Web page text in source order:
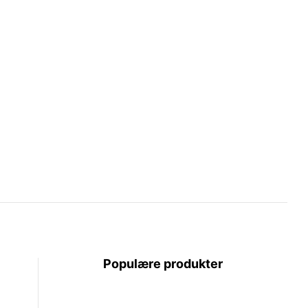
Populære produkter